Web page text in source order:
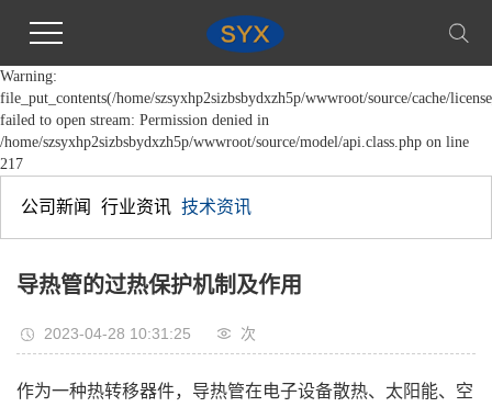
Warning:
file_put_contents(/home/szsyxhp2sizbsbydxzh5p/wwwroot/source/cache/
failed to open stream: Permission denied in
/home/szsyxhp2sizbsbydxzh5p/wwwroot/source/model/api.class.php on line
217
公司新闻 行业资讯 技术资讯
导热管的过热保护机制及作用
2023-04-28 10:31:25 次
作为一种热转移器件，导热管在电子设备散热、太阳能、空